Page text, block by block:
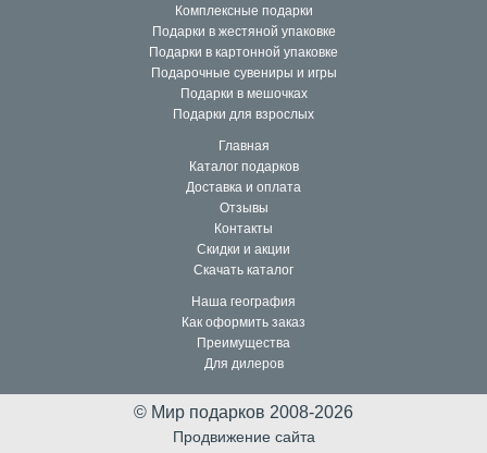
8 800 200 61 59 - звонок бесплатный
Комплексные подарки
Подарки в жестяной упаковке
Подарки в картонной упаковке
Подарочные сувениры и игры
Подарки в мешочках
Подарки для взрослых
Главная
Каталог подарков
Доставка и оплата
Отзывы
Контакты
Скидки и акции
Скачать каталог
Наша география
Как оформить заказ
Преимущества
Для дилеров
© Мир подарков 2008-2026
Продвижение сайта